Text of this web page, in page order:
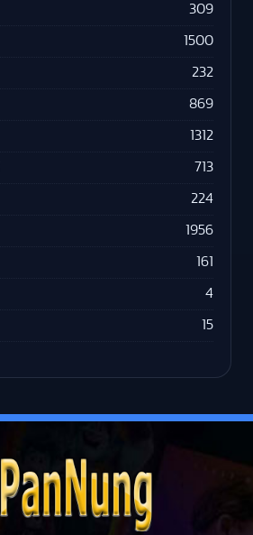
309
1500
232
869
1312
713
224
1956
161
4
15